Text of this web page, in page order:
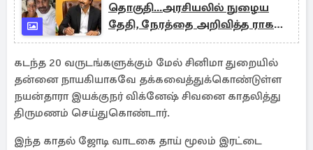
தொகுதி...அரசியலில் நுழைய
தேதி, நேரத்தை அறிவித்த ராகவா
லாரன்ஸ்!
கடந்த 20 வருடங்களுக்கும் மேல் சினிமா துறையில்
தன்னை நாயகியாகவே தக்கவைத்துக்கொண்டுள்ள
நயன்தாரா இயக்குநர் விக்னேஷ் சிவனை காதலித்து
திருமணம் செய்துகொண்டார்.
இந்த காதல் ஜோடி வாடகை தாய் மூலம் இரட்டை